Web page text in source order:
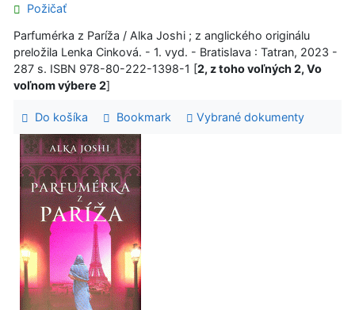
Požičať
Parfumérka z Paríža / Alka Joshi ; z anglického originálu
preložila Lenka Cinková. - 1. vyd. - Bratislava : Tatran, 2023 -
287 s. ISBN 978-80-222-1398-1 [2, z toho voľných 2, Vo
voľnom výbere 2]
Do košíka Bookmark Vybrané dokumenty